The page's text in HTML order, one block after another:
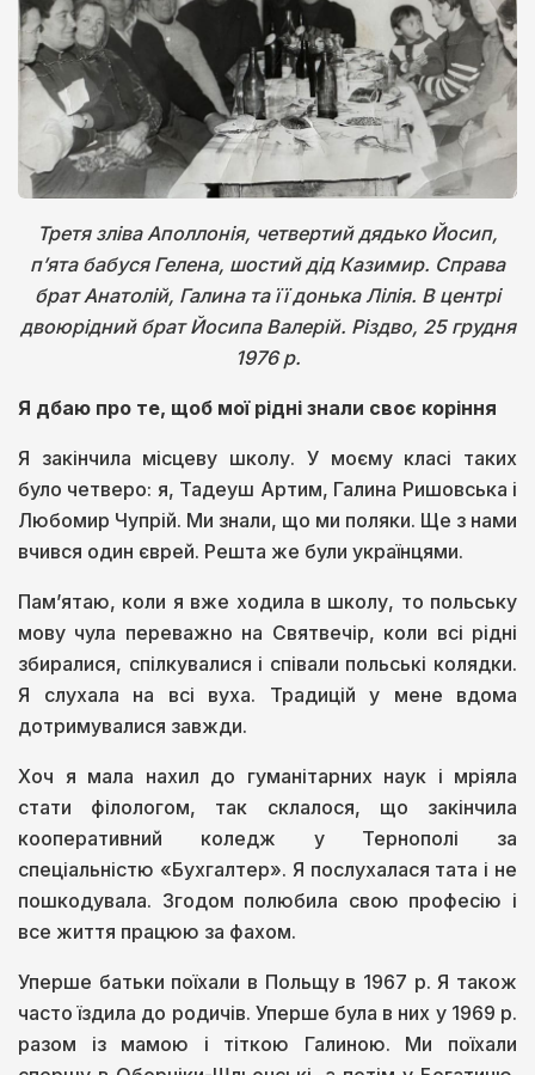
Третя зліва Аполлонія, четвертий дядько Йосип,
п’ята бабуся Гелена, шостий дід Казимир. Справа
брат Анатолій, Галина та її донька Лілія. В центрі
двоюрідний брат Йосипа Валерій. Різдво, 25 грудня
1976 р.
Я дбаю про те, щоб мої рідні знали своє коріння
Я закінчила місцеву школу. У моєму класі таких
було четверо: я, Тадеуш Артим, Галина Ришовська і
Любомир Чупрій. Ми знали, що ми поляки. Ще з нами
вчився один єврей. Решта же були українцями.
Пам’ятаю, коли я вже ходила в школу, то польську
мову чула переважно на Святвечір, коли всі рідні
збиралися, спілкувалися і співали польські колядки.
Я слухала на всі вуха. Традицій у мене вдома
дотримувалися завжди.
Хоч я мала нахил до гуманітарних наук і мріяла
стати філологом, так склалося, що закінчила
кооперативний коледж у Тернополі за
спеціальністю «Бухгалтер». Я послухалася тата і не
пошкодувала. Згодом полюбила свою професію і
все життя працюю за фахом.
Уперше батьки поїхали в Польщу в 1967 р. Я також
часто їздила до родичів. Уперше була в них у 1969 р.
разом із мамою і тіткою Галиною. Ми поїхали